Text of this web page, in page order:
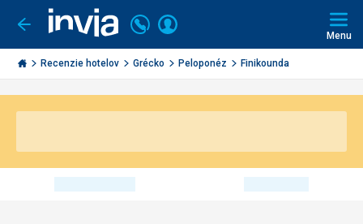
Ísť
späť
Invia.sk
Volajte
+421
2
3221
Prihlásiť
Menu
Recenzie hotelov Grécko Peloponéz Finikounda